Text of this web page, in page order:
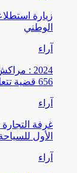
زيارة
الوطني
آراء
2024 :
656 قضية تتعلق بغسيل الأموال
آراء
غرفة
الأول
آراء